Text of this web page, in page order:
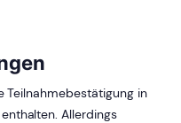
Teilnahmebestätigung in
Allerdings